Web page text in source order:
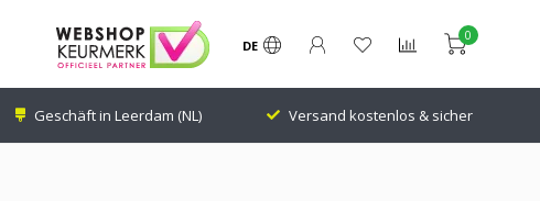
DE
0
Geschäft in Leerdam (NL) Versand kostenlos & sicher